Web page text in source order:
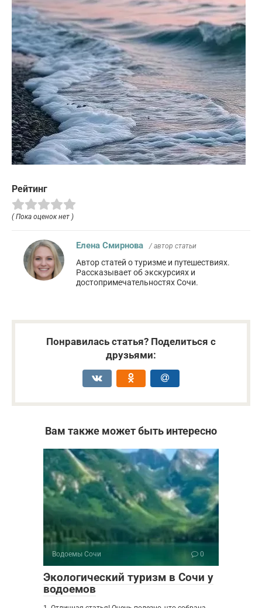
Рейтинг
( Пока оценок нет )
Елена Смирнова / автор статьи
Автор статей о туризме и путешествиях.
Рассказывает об экскурсиях и
достопримечательностях Сочи.
Понравилась статья? Поделиться с
друзьями:
Вам также может быть интересно
Водоемы Сочи 0
Экологический туризм в Сочи у
водоемов